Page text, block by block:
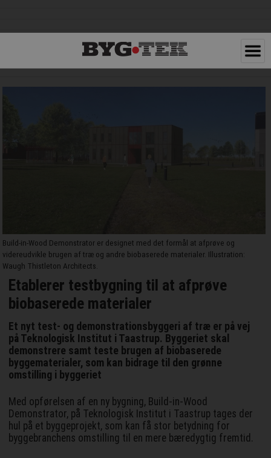
Build-in-Wood Demonstrator er designet med det formål at afprøve og
videreudvikle brugen af træ og andre biobaserede materialer. Illustration:
Waugh Thistleton Architects.
Etablerer testbygning til at afprøve
biobaserede materialer
Et nyt test- og demonstrationsbyggeri af træ er på vej
på Teknologisk Institut i Taastrup. Byggeriet skal
demonstrere samt teste brugen af biobaserede
byggematerialer, som kan bidrage til den grønne
omstilling i byggeriet
Med opførelsen af en ny bygning, Build-in-Wood
Demonstrator, på Teknologisk Institut i Taastrup tages der
hul på et byggeprojekt, som kan få stor betydning for
byggebranchens omstilling til en mere bæredygtig fremtid.